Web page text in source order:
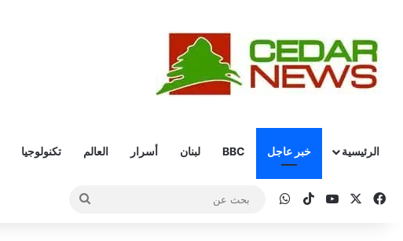
الرئيسية خبر عاجل BBC لبنان أسرار العالم تكنولوجيا
فيسبوك ‫YouTube
‫TikTokواتساب
بحث